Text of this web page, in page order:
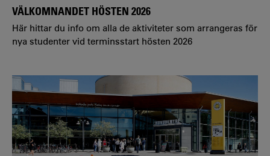
VÄLKOMNANDET HÖSTEN 2026
Här hittar du info om alla de aktiviteter som arrangeras för
nya studenter vid terminsstart hösten 2026